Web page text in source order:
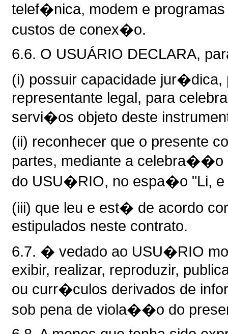
telef�nica, modem e
custos de conex�o.
6.6. O USUÁRIO DECLARA,
(i) possuir capacidade
representante legal, para
servi�os objeto deste
(ii) reconhecer que o presente
partes, mediante a
do USU�RIO, no espa�o "Li, e
(iii) que leu e est� de acordo
estipulados neste contrato.
6.7. � vedado ao USU�RIO
exibir, realizar, reproduzir,
ou curr�culos derivados de
sob pena de viola��o do